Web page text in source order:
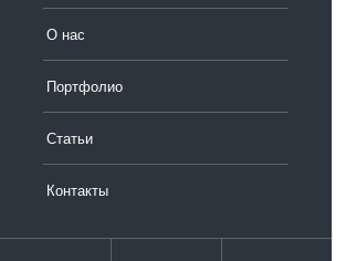
О нас
Портфолио
Статьи
Контакты